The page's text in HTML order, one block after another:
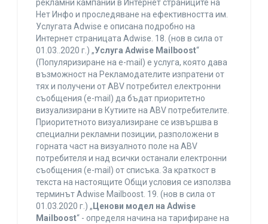
рекламни кампании в Интернет страниците на
Нет Инфо и проследяване на ефективността им.
Услугата Adwise е описана подробно на
Интернет страницата Adwise. 18. (нов в сила от
01.03..2020 г.) „Услуга Adwise Mailboost“
(Популяризиране на e-mail) е услуга, която дава
възможност на Рекламодателите изпратени от
тях и получени от ABV потребител електронни
съобщения (e-mail) да бъдат приоритетно
визуализирани в Кутиите на ABV потребителите.
Приоритетното визуализиране се извършва в
специални рекламни позиции, разположени в
горната част на визуалното поле на ABV
потребителя и над всички останали електронни
съобщения (e-mail) от списъка. За краткост в
текста на настоящите Общи условия се използва
терминът Adwise Mailboost. 19. (нов в сила от
01.03.2020 г.) „ Ценови модел на Adwise
Mailboost“ - определя начина на тарифиране на